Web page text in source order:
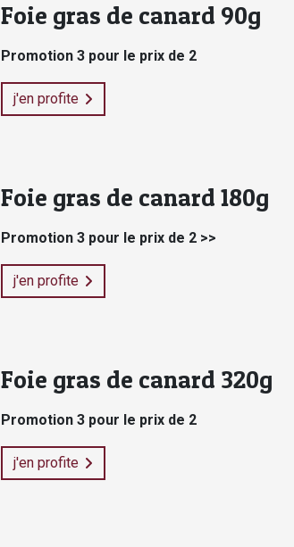
Foie gras de canard 90g
Promotion 3 pour le prix de 2
j'en profite
Foie gras de canard 180g
Promotion 3 pour le prix de 2 >>
j'en profite
Foie gras de canard 320g
Promotion 3 pour le prix de 2
j'en profite